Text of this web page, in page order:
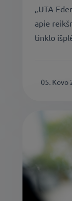
„UTA
apie
tinklo
05. Kovo